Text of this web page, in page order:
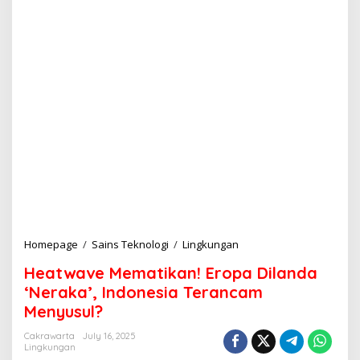
Homepage / Sains Teknologi / Lingkungan
a
t
w
v
e
Heatwave Mematikan! Eropa Dilanda
‘Neraka’, Indonesia Terancam
Menyusul?
Cakrawarta
July 16, 2025
Lingkungan